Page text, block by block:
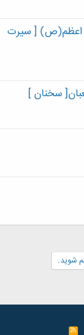
اعظم(ص) [ سیرت
سخنان ]
شوید.
R